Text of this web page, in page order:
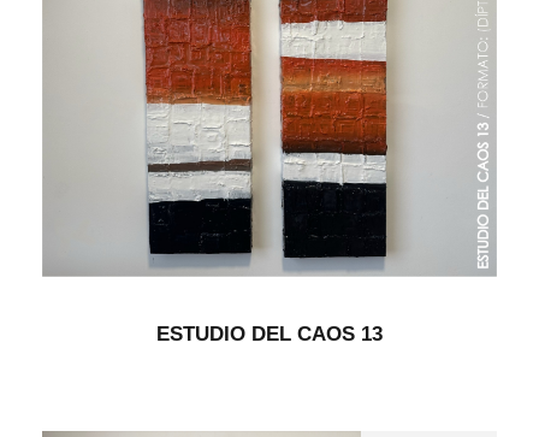
ESTUDIO DEL CAOS 13